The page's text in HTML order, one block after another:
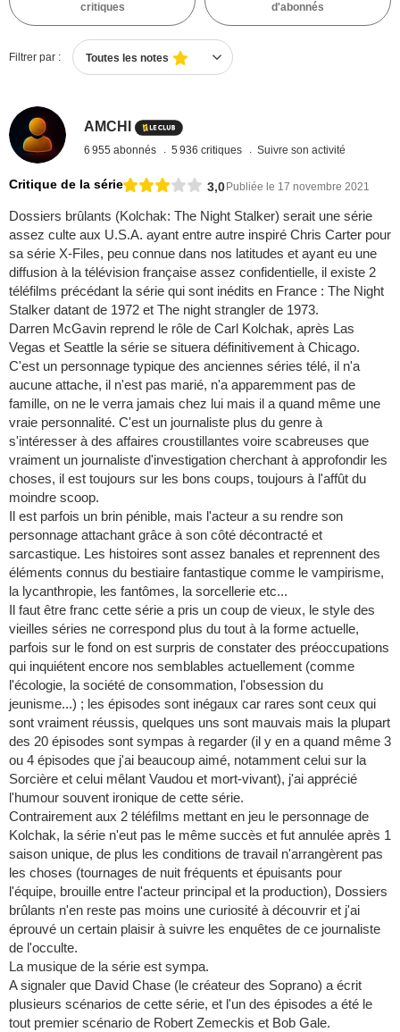
critiques
d'abonnés
Filtrer par : Toutes les notes
AMCHI
6 955 abonnés 5 936 critiques Suivre son activité
Critique de la série 3,0Publiée le 17 novembre 2021
Dossiers brûlants (Kolchak: The Night Stalker) serait une série
assez culte aux U.S.A. ayant entre autre inspiré Chris Carter pour
sa série X-Files, peu connue dans nos latitudes et ayant eu une
diffusion à la télévision française assez confidentielle, il existe 2
téléfilms précédant la série qui sont inédits en France : The Night
Stalker datant de 1972 et The night strangler de 1973.
Darren McGavin reprend le rôle de Carl Kolchak, après Las
Vegas et Seattle la série se situera définitivement à Chicago.
C'est un personnage typique des anciennes séries télé, il n'a
aucune attache, il n'est pas marié, n'a apparemment pas de
famille, on ne le verra jamais chez lui mais il a quand même une
vraie personnalité. C'est un journaliste plus du genre à
s'intéresser à des affaires croustillantes voire scabreuses que
vraiment un journaliste d'investigation cherchant à approfondir les
choses, il est toujours sur les bons coups, toujours à l'affût du
moindre scoop.
Il est parfois un brin pénible, mais l'acteur a su rendre son
personnage attachant grâce à son côté décontracté et
sarcastique. Les histoires sont assez banales et reprennent des
éléments connus du bestiaire fantastique comme le vampirisme,
la lycanthropie, les fantômes, la sorcellerie etc...
Il faut être franc cette série a pris un coup de vieux, le style des
vieilles séries ne correspond plus du tout à la forme actuelle,
parfois sur le fond on est surpris de constater des préoccupations
qui inquiétent encore nos semblables actuellement (comme
l'écologie, la société de consommation, l'obsession du
jeunisme...) ; les épisodes sont inégaux car rares sont ceux qui
sont vraiment réussis, quelques uns sont mauvais mais la plupart
des 20 épisodes sont sympas à regarder (il y en a quand même 3
ou 4 épisodes que j'ai beaucoup aimé, notamment celui sur la
Sorcière et celui mêlant Vaudou et mort-vivant), j'ai apprécié
l'humour souvent ironique de cette série.
Contrairement aux 2 téléfilms mettant en jeu le personnage de
Kolchak, la série n'eut pas le même succès et fut annulée après 1
saison unique, de plus les conditions de travail n'arrangèrent pas
les choses (tournages de nuit fréquents et épuisants pour
l'équipe, brouille entre l'acteur principal et la production), Dossiers
brûlants n'en reste pas moins une curiosité à découvrir et j'ai
éprouvé un certain plaisir à suivre les enquêtes de ce journaliste
de l'occulte.
La musique de la série est sympa.
A signaler que David Chase (le créateur des Soprano) a écrit
plusieurs scénarios de cette série, et l'un des épisodes a été le
tout premier scénario de Robert Zemeckis et Bob Gale.